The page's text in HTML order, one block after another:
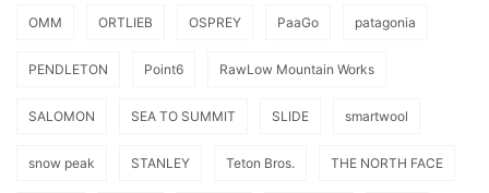
OMM ORTLIEB OSPREY PaaGo patagonia
PENDLETON Point6 RawLow Mountain Works
SALOMON SEA TO SUMMIT SLIDE smartwool
snow peak STANLEY Teton Bros. THE NORTH FACE